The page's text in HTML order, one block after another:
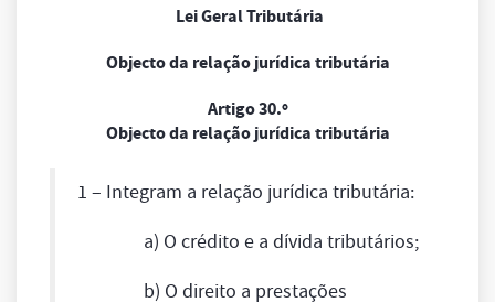
Lei Geral Tributária
Objecto da relação jurídica tributária
Artigo 30.º
Objecto da relação jurídica tributária
1 – Integram a relação jurídica tributária:
a) O crédito e a dívida tributários;
b) O direito a prestações